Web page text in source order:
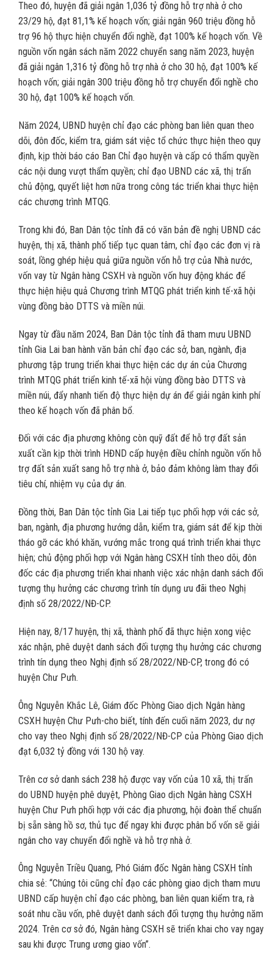
Theo đó, huyện đã giải ngân 1,036 tỷ đồng hỗ trợ nhà ở cho
23/29 hộ, đạt 81,1% kế hoạch vốn; giải ngân 960 triệu đồng hỗ
trợ 96 hộ thực hiện chuyển đổi nghề, đạt 100% kế hoạch vốn. Về
nguồn vốn ngân sách năm 2022 chuyển sang năm 2023, huyện
đã giải ngân 1,316 tỷ đồng hỗ trợ nhà ở cho 30 hộ, đạt 100% kế
hoạch vốn; giải ngân 300 triệu đồng hỗ trợ chuyển đổi nghề cho
30 hộ, đạt 100% kế hoạch vốn.
Năm 2024, UBND huyện chỉ đạo các phòng ban liên quan theo
dõi, đôn đốc, kiểm tra, giám sát việc tổ chức thực hiện theo quy
định, kịp thời báo cáo Ban Chỉ đạo huyện và cấp có thẩm quyền
các nội dung vượt thẩm quyền; chỉ đạo UBND các xã, thị trấn
chủ động, quyết liệt hơn nữa trong công tác triển khai thực hiện
các chương trình MTQG.
Trong khi đó, Ban Dân tộc tỉnh đã có văn bản đề nghị UBND các
huyện, thị xã, thành phố tiếp tục quan tâm, chỉ đạo các đơn vị rà
soát, lồng ghép hiệu quả giữa nguồn vốn hỗ trợ của Nhà nước,
vốn vay từ Ngân hàng CSXH và nguồn vốn huy động khác để
thực hiện hiệu quả Chương trình MTQG phát triển kinh tế-xã hội
vùng đồng bào DTTS và miền núi.
Ngay từ đầu năm 2024, Ban Dân tộc tỉnh đã tham mưu UBND
tỉnh Gia Lai ban hành văn bản chỉ đạo các sở, ban, ngành, địa
phương tập trung triển khai thực hiện các dự án của Chương
trình MTQG phát triển kinh tế-xã hội vùng đồng bào DTTS và
miền núi, đẩy nhanh tiến độ thực hiện dự án để giải ngân kinh phí
theo kế hoạch vốn đã phân bổ.
Đối với các địa phương không còn quỹ đất để hỗ trợ đất sản
xuất cần kịp thời trình HĐND cấp huyện điều chỉnh nguồn vốn hỗ
trợ đất sản xuất sang hỗ trợ nhà ở, bảo đảm không làm thay đổi
tiêu chí, nhiệm vụ của dự án.
Đồng thời, Ban Dân tộc tỉnh Gia Lai tiếp tục phối hợp với các sở,
ban, ngành, địa phương hướng dẫn, kiểm tra, giám sát để kịp thời
tháo gỡ các khó khăn, vướng mắc trong quá trình triển khai thực
hiện; chủ động phối hợp với Ngân hàng CSXH tỉnh theo dõi, đôn
đốc các địa phương triển khai nhanh việc xác nhận danh sách đối
tượng thụ hưởng các chương trình tín dụng ưu đãi theo Nghị
định số 28/2022/NĐ-CP.
Hiện nay, 8/17 huyện, thị xã, thành phố đã thực hiện xong việc
xác nhận, phê duyệt danh sách đối tượng thụ hưởng các chương
trình tín dụng theo Nghị định số 28/2022/NĐ-CP, trong đó có
huyện Chư Pưh.
Ông Nguyễn Khắc Lê, Giám đốc Phòng Giao dịch Ngân hàng
CSXH huyện Chư Pưh-cho biết, tính đến cuối năm 2023, dư nợ
cho vay theo Nghị định số 28/2022/NĐ-CP của Phòng Giao dịch
đạt 6,032 tỷ đồng với 130 hộ vay.
Trên cơ sở danh sách 238 hộ được vay vốn của 10 xã, thị trấn
do UBND huyện phê duyệt, Phòng Giao dịch Ngân hàng CSXH
huyện Chư Pưh phối hợp với các địa phương, hội đoàn thể chuẩn
bị sẵn sàng hồ sơ, thủ tục để ngay khi được phân bổ vốn sẽ giải
ngân cho vay chuyển đổi nghề và hỗ trợ nhà ở.
Ông Nguyễn Triều Quang, Phó Giám đốc Ngân hàng CSXH tỉnh
chia sẻ: “Chúng tôi cũng chỉ đạo các phòng giao dịch tham mưu
UBND cấp huyện chỉ đạo các phòng, ban liên quan kiểm tra, rà
soát nhu cầu vốn, phê duyệt danh sách đối tượng thụ hưởng năm
2024. Trên cơ sở đó, Ngân hàng CSXH sẽ triển khai cho vay ngay
sau khi được Trung ương giao vốn”.